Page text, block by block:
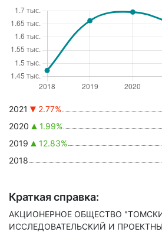
2021 2.77%
2020
1.99%
2019
12.83%
2018
Краткая справка:
АКЦИОНЕРНОЕ ОБЩЕСТВО
ИССЛЕДОВАТЕЛЬСКИЙ И